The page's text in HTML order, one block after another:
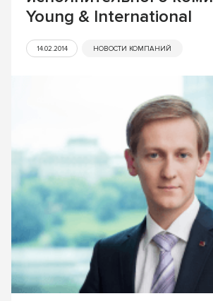
Young & International
14.02.2014 НОВОСТИ КОМПАНИЙ